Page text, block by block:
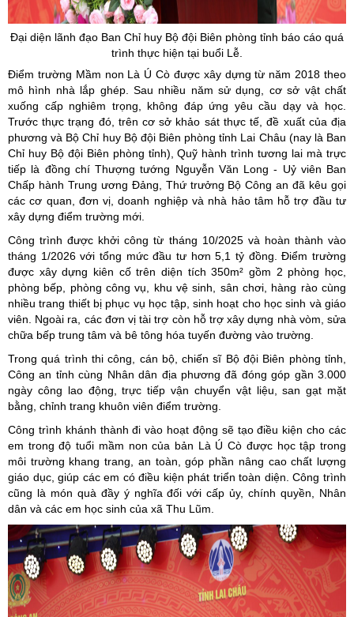
Đại diện lãnh đạo Ban Chỉ huy Bộ đội Biên phòng tỉnh báo cáo quá
trình thực hiện tại buổi Lễ.
Điểm trường Mầm non Là Ú Cò được xây dựng từ năm 2018 theo
mô hình nhà lắp ghép. Sau nhiều năm sử dụng, cơ sở vật chất
xuống cấp nghiêm trọng, không đáp ứng yêu cầu dạy và học.
Trước thực trạng đó, trên cơ sở khảo sát thực tế, đề xuất của địa
phương và Bộ Chỉ huy Bộ đội Biên phòng tỉnh Lai Châu (nay là Ban
Chỉ huy Bộ đội Biên phòng tỉnh), Quỹ hành trình tương lai mà trực
tiếp là đồng chí Thượng tướng Nguyễn Văn Long - Uỷ viên Ban
Chấp hành Trung ương Đảng, Thứ trưởng Bộ Công an đã kêu gọi
các cơ quan, đơn vị, doanh nghiệp và nhà hảo tâm hỗ trợ đầu tư
xây dựng điểm trường mới.
Công trình được khởi công từ tháng 10/2025 và hoàn thành vào
tháng 1/2026 với tổng mức đầu tư hơn 5,1 tỷ đồng. Điểm trường
được xây dựng kiên cố trên diện tích 350m² gồm 2 phòng học,
phòng bếp, phòng công vụ, khu vệ sinh, sân chơi, hàng rào cùng
nhiều trang thiết bị phục vụ học tập, sinh hoạt cho học sinh và giáo
viên. Ngoài ra, các đơn vị tài trợ còn hỗ trợ xây dựng nhà vòm, sửa
chữa bếp trung tâm và bê tông hóa tuyến đường vào trường.
Trong quá trình thi công, cán bộ, chiến sĩ Bộ đội Biên phòng tỉnh,
Công an tỉnh cùng Nhân dân địa phương đã đóng góp gần 3.000
ngày công lao động, trực tiếp vận chuyển vật liệu, san gạt mặt
bằng, chỉnh trang khuôn viên điểm trường.
Công trình khánh thành đi vào hoạt động sẽ tạo điều kiện cho các
em trong độ tuổi mầm non của bản Là Ú Cò được học tập trong
môi trường khang trang, an toàn, góp phần nâng cao chất lượng
giáo dục, giúp các em có điều kiện phát triển toàn diện. Công trình
cũng là món quà đầy ý nghĩa đối với cấp ủy, chính quyền, Nhân
dân và các em học sinh của xã Thu Lũm.